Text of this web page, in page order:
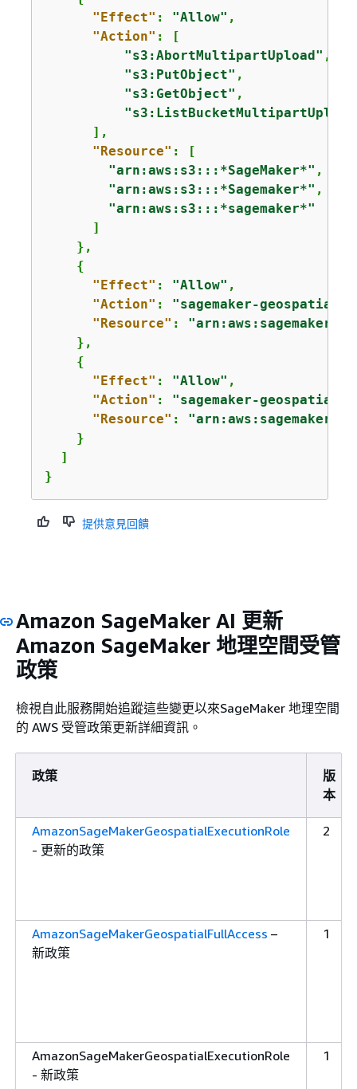
"Effect" : "Allow" ,
"Action" : [
"s3:AbortMultipartUpload" ,
"s3:PutObject" ,
"s3:GetObject" ,
      ],
"Resource" : [
"arn:aws:s3:::*SageMaker*" ,
"arn:aws:s3:::*Sagemaker*" ,
"arn:aws:s3:::*sagemaker*"
      ]
    },
{
"Effect" : "Allow" ,
"Action" : "sagemaker-
"Resource" :
    },
{
"Effect" : "Allow" ,
"Action" : "sagemaker-
"Resource" :
    }
  ]
}
提供意見回饋
Amazon SageMaker AI 更新
Amazon SageMaker 地理空間受管
政策
檢視自此服務開始追蹤這些變更以來SageMaker 地理空間
的 AWS 受管政策更新詳細資訊。
政策
版
本
AmazonSageMakerGeospatialExecutionRole
- 更新的政策
2
AmazonSageMakerGeospatialFullAccess –
新政策
1
AmazonSageMakerGeospatialExecutionRole
- 新政策
1